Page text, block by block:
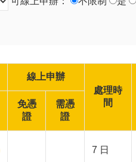
線上申辦
處理時
間
免憑
證
需憑
證
7 日